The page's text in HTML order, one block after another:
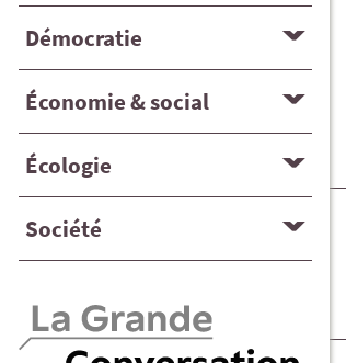
Démocratie
Économie & social
Écologie
Société